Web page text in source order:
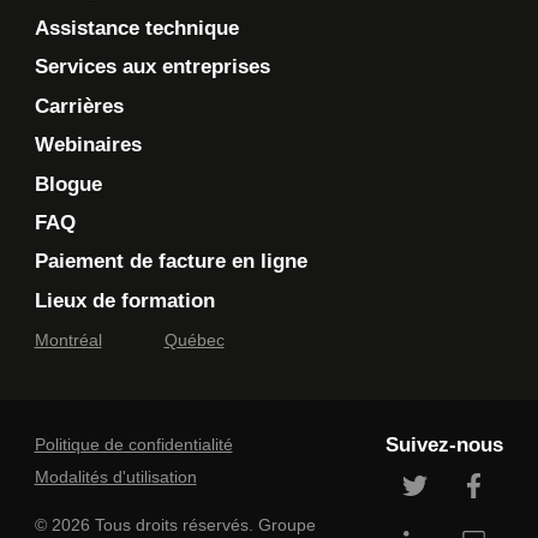
En cochant cette case, je confirme avoir lu et accepté
la Politique de confidentialité de Technologia
fournit des informations sur la manière dont mes
collecte. Veuillez noter que si vous n'acceptez pas les
Technologia ne disposera pas des informations
nécessaires pour évaluer votre demande, vous
fournir les services.
Assistance technique
Services aux entreprises
Carrières
Webinaires
Blogue
FAQ
Paiement de facture en ligne
Lieux de formation
Montréal Québec
Politique de confidentialité
Modalités d'utilisation
© 2026 Tous droits réservés. Groupe
Suivez-nous